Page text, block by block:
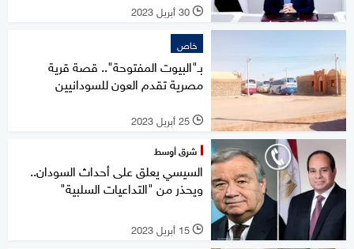
l 30 أبريل 2023
خاص
بـ"البيوت المفتوحة".. قصة قرية
مصرية تقدم العون للسودانيين
l 25 أبريل 2023
شرق أوسط
السيسي يعلق على أحداث السودان..
ويحذر من "التداعيات السلبية"
l 15 أبريل 2023